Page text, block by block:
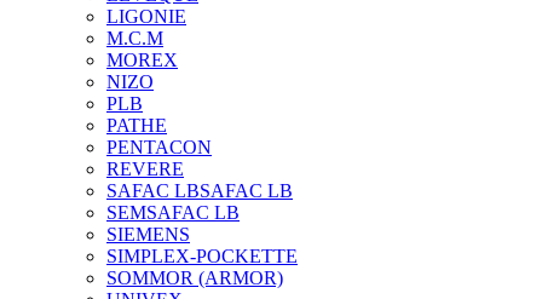
LIGONIE
M.C.M
MOREX
NIZO
PLB
PATHE
PENTACON
REVERE
SAFAC LBSAFAC LB
SEMSAFAC LB
SIEMENS
SIMPLEX-POCKETTE
SOMMOR (ARMOR)